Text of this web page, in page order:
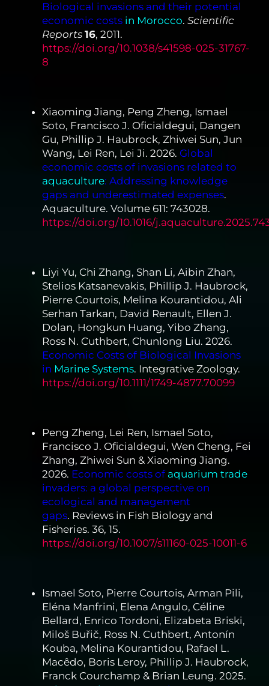
Biological invasions and their potential
economic costs in Morocco. Scientific
Reports 16, 2011.
https://doi.org/10.1038/s41598-025-31767-
8
Xiaoming Jiang, Peng Zheng, Ismael
Soto, Francisco J. Oficialdegui, Dangen
Gu, Phillip J. Haubrock, Zhiwei Sun, Jun
Wang, Lei Ren, Lei Ji. 2026. Global
economic costs of invasions related to
aquaculture: Addressing knowledge
gaps and underestimated expenses.
Aquaculture. Volume 611: 743028.
https://doi.org/10.1016/
Liyi Yu, Chi Zhang, Shan Li, Aibin Zhan,
Stelios Katsanevakis, Phillip J. Haubrock,
Pierre Courtois, Melina Kourantidou, Ali
Serhan Tarkan, David Renault, Ellen J.
Dolan, Hongkun Huang, Yibo Zhang,
Ross N. Cuthbert, Chunlong Liu. 2026.
Economic Costs of Biological Invasions
in Marine Systems. Integrative Zoology.
https://doi.org/10.1111/1749-4877.70099
Peng Zheng, Lei Ren, Ismael Soto,
Francisco J. Oficialdegui, Wen Cheng, Fei
Zhang, Zhiwei Sun & Xiaoming Jiang.
2026. Economic costs of aquarium trade
invaders: a global perspective on
ecological and management
gaps. Reviews in Fish Biology and
Fisheries. 36, 15.
https://doi.org/10.1007/s11160-025-10011-6
Ismael Soto, Pierre Courtois, Arman Pili,
Eléna Manfrini, Elena Angulo, Céline
Bellard, Enrico Tordoni, Elizabeta Briski,
Miloš Buřič, Ross N. Cuthbert, Antonín
Kouba, Melina Kourantidou, Rafael L.
Macêdo, Boris Leroy, Phillip J. Haubrock,
Franck Courchamp & Brian Leung. 2025.